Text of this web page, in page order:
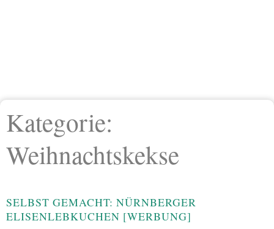
Kategorie:
Weihnachtskekse
SELBST GEMACHT: NÜRNBERGER
ELISENLEBKUCHEN [WERBUNG]